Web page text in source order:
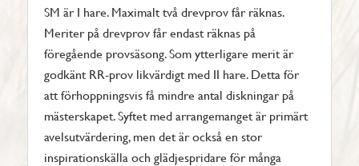
SM är I hare. Maximalt två drevprov får räknas.
Meriter på drevprov får endast räknas på
föregående provsäsong. Som ytterligare merit är
godkänt RR-prov likvärdigt med II hare. Detta för
att förhoppningsvis få mindre antal diskningar på
mästerskapet. Syftet med arrangemanget är primärt
avelsutvärdering, men det är också en stor
inspirationskälla och glädjespridare för många